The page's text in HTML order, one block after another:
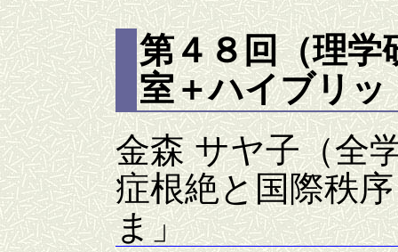
第４８回（理学
室＋ハイブリ
金森 サヤ子（全
症根絶と国際秩
ま」